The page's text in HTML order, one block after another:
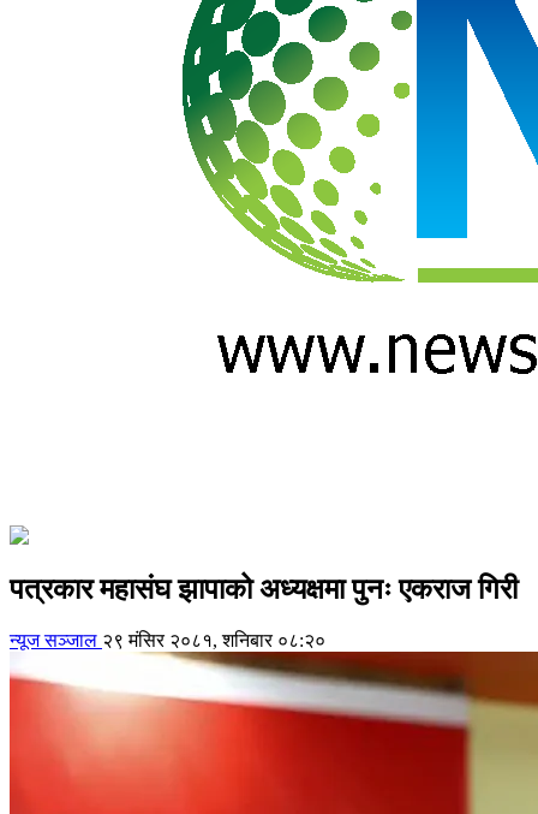
पत्रकार महासंघ झापाको अध्यक्षमा पुनः एकराज गिरी
न्यूज सञ्जाल २९ मंसिर २०८१, शनिबार ०८:२०